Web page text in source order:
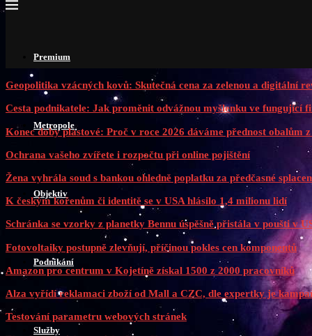
Premium
Metropole
Objektiv
Podnikání
Služby
Geopolitika vzácných kovů: Skutečná cena za zelenou a digitální
Cesta podnikatele: Jak proměnit odvážnou myšlenku ve fungující
Konec doby plastové: Proč v roce 2026 dáváme přednost obalům z
Ochrana vašeho zvířete i rozpočtu při online pojištění
Žena vyhrála soud s bankou ohledně poplatku za předčasné
K českým kořenům či identitě se v USA hlásilo 1,4 milionu lidí
Schránka se vzorky z planetky Bennu úspěšně přistála v poušti v
Fotovoltaiky postupně zlevňují, příčinou pokles cen komponentů
Amazon pro centrum v Kojetíně získal 1500 z 2000 pracovníků
Alza vyřídí reklamaci zboží od Mall a CZC, dle expertky je
Testování parametru webových stránek